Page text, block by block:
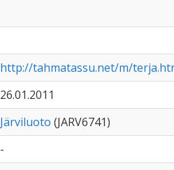
http://tahmatassu.net/m/
26.01.2011
Järviluoto (JARV6741)
-